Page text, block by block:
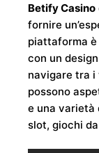
Betify Casino
fornire
piattaforma
con un
navigare tra i
possono
e una varietà
slot, giochi